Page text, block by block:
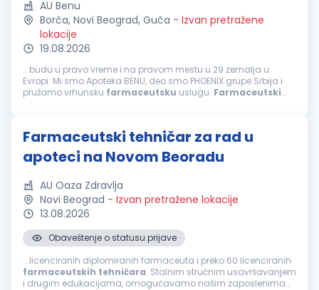
AU Benu
Borča, Novi Beograd, Guča - Izvan pretražene
lokacije
19.08.2026
...budu u pravo vreme i na pravom mestu u 29 zemalja u
Evropi. Mi smo Apoteka BENU, deo smo PHOENIX grupe Srbija i
pružamo vrhunsku farmaceutsku uslugu. Farmaceutski
Farmaceutski tehničar za rad u
apoteci na Novom Beoradu
AU Oaza Zdravlja
Novi Beograd - Izvan pretražene lokacije
13.08.2026
Obaveštenje o statusu prijave
...licenciranih diplomiranih farmaceuta i preko 60 licenciranih
farmaceutskih tehničara. Stalnim stručnim usavršavanjem
i drugim edukacijama, omogućavamo našim zaposlenima